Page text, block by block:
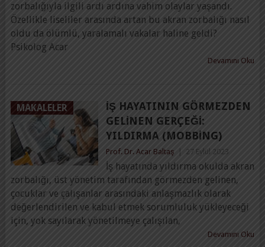
zorbalığıyla ilgili ardı ardına vahim olaylar yaşandı.
Özellikle liseliler arasında artan bu akran zorbalığı nasıl
oldu da ölümlü, yaralamalı vakalar haline geldi?
Psikolog Acar
Devamını Oku
MAKALELER
İŞ HAYATININ GÖRMEZDEN
GELINEN GERÇEĞI:
YILDIRMA (MOBBING)
Prof. Dr. Acar Baltaş 27 Eylül 2023
İş hayatında yıldırma okulda akran
zorbalığı, üst yönetim tarafından görmezden gelinen,
çocuklar ve çalışanlar arasındaki anlaşmazlık olarak
değerlendirilen ve kabul etmek sorumluluk yükleyeceği
için, yok sayılarak yönetilmeye çalışılan,
Devamını Oku